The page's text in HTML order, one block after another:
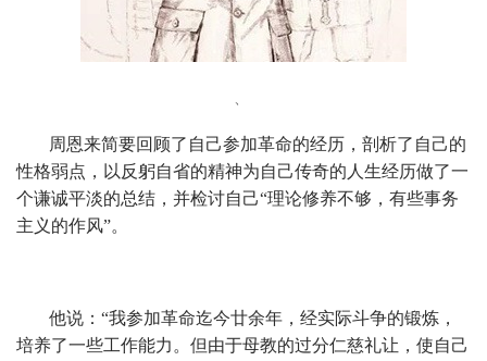
周恩来简要回顾了自己参加革命的经历，剖析了自己的
性格弱点，以反躬自省的精神为自己传奇的人生经历做了一
个谦诚平淡的总结，并检讨自己“理论修养不够，有些事务
主义的作风”。
他说：“我参加革命迄今廿余年，经实际斗争的锻炼，
培养了一些工作能力。但由于母教的过分仁慈礼让，使自己